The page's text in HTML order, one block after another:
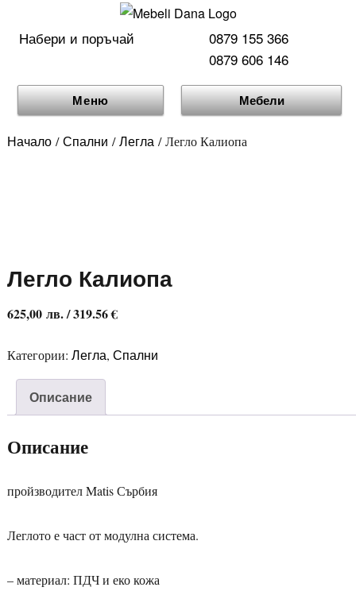
Набери и поръчай
0879 155 366
0879 606 146
Меню Мебели
Начало/Спални /Легла / Легло Калиопа
Легло Калиопа
625,00 лв./ 319.56 €
Категории: Легла, Спални
Описание
Описание
пройзводител Matis Сърбия
Леглото е част от модулна система.
– материал: ПДЧ и еко кожа